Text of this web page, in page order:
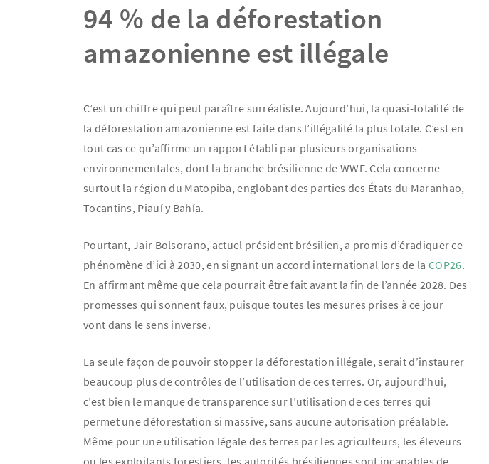
94 % de la déforestation
amazonienne est illégale
C’est un chiffre qui peut paraître surréaliste. Aujourd’hui, la quasi-totalité de
la déforestation amazonienne est faite dans l’illégalité la plus totale. C’est en
tout cas ce qu’affirme un rapport établi par plusieurs organisations
environnementales, dont la branche brésilienne de WWF. Cela concerne
surtout la région du Matopiba, englobant des parties des États du Maranhao,
Tocantins, Piauí y Bahía.
Pourtant, Jair Bolsorano, actuel président brésilien, a promis d’éradiquer ce
phénomène d’ici à 2030, en signant un accord international lors de la COP26.
En affirmant même que cela pourrait être fait avant la fin de l’année 2028. Des
promesses qui sonnent faux, puisque toutes les mesures prises à ce jour
vont dans le sens inverse.
La seule façon de pouvoir stopper la déforestation illégale, serait d’instaurer
beaucoup plus de contrôles de l’utilisation de ces terres. Or, aujourd’hui,
c’est bien le manque de transparence sur l’utilisation de ces terres qui
permet une déforestation si massive, sans aucune autorisation préalable.
Même pour une utilisation légale des terres par les agriculteurs, les éleveurs
ou les exploitants forestiers, les autorités brésiliennes sont incapables de